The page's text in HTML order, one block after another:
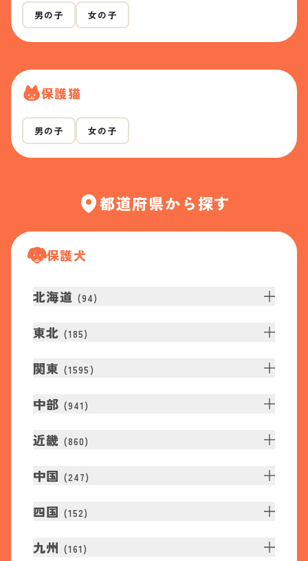
男の子 女の子
保護猫
男の子 女の子
都道府県から探す
保護犬
北海道 (94)
東北 (185)
関東 (1595 )
中部 (941 )
近畿 (860)
中国 (247)
四国 (152)
九州 (161 )